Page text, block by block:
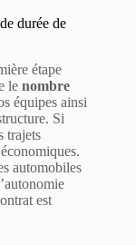
durée de
étape
le nombre
équipes ainsi
Si
trajets
automobiles
est